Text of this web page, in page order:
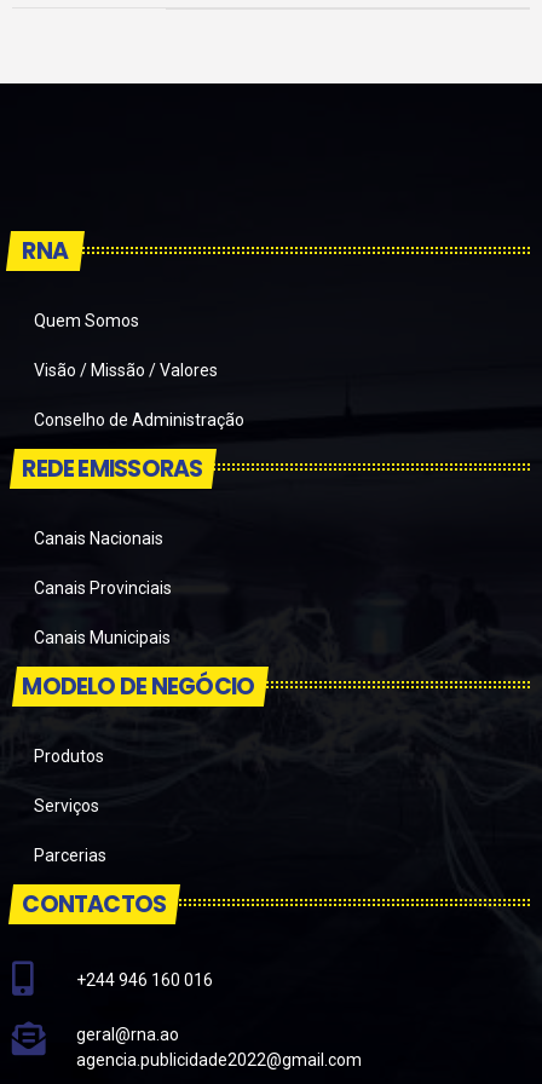
RNA
Quem Somos
Visão / Missão / Valores
Conselho de Administração
REDE EMISSORAS
Canais Nacionais
Canais Provinciais
Canais Municipais
MODELO DE NEGÓCIO
Produtos
Serviços
Parcerias
CONTACTOS
+244 946 160 016
geral@rna.ao
agencia.publicidade2022@gmail.com